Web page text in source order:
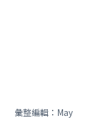
彙整編輯：May